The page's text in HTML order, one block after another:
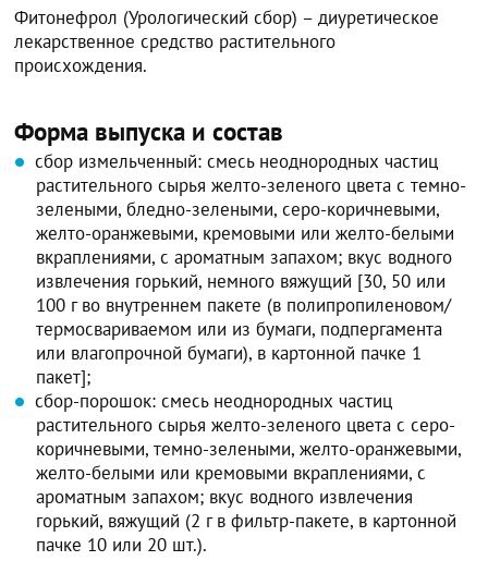
Фитонефрол (Урологический сбор) – диуретическое
лекарственное средство растительного
происхождения.
Форма выпуска и состав
сбор измельченный: смесь неоднородных частиц
растительного сырья желто-зеленого цвета с темно-
зелеными, бледно-зелеными, серо-коричневыми,
желто-оранжевыми, кремовыми или желто-белыми
вкраплениями, с ароматным запахом; вкус водного
извлечения горький, немного вяжущий [30, 50 или
100 г во внутреннем пакете (в полипропиленовом/
термосвариваемом или из бумаги, подпергамента
или влагопрочной бумаги), в картонной пачке 1
пакет];
сбор-порошок: смесь неоднородных частиц
растительного сырья желто-зеленого цвета с серо-
коричневыми, темно-зелеными, желто-оранжевыми,
желто-белыми или кремовыми вкраплениями, с
ароматным запахом; вкус водного извлечения
горький, вяжущий (2 г в фильтр-пакете, в картонной
пачке 10 или 20 шт.).